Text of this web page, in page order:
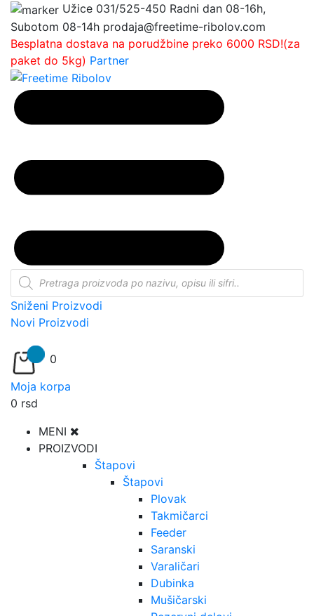
Užice 031/525-450 Radni dan 08-16h,
Subotom 08-14h prodaja@freetime-ribolov.com
Besplatna dostava na porudžbine preko 6000 RSD!(za
paket do 5kg) Partner
Products
search
Sniženi Proizvodi
Novi Proizvodi
0
Moja korpa
0 rsd
MENI
PROIZVODI
Štapovi
Štapovi
Plovak
Takmičarci
Feeder
Saranski
Varaličari
Dubinka
Mušičarski